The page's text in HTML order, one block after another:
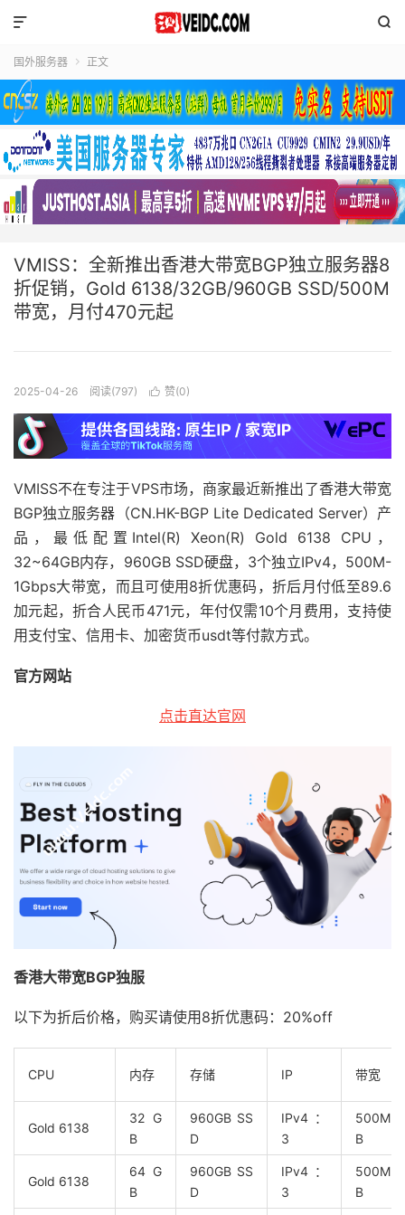


国外服务器  正文
VMISS：全新推出香港大带宽BGP独立服务器8
折促销，Gold 6138/32GB/960GB SSD/500M
带宽，月付470元起
2025-04-26 阅读(797)  赞(0)
VMISS不在专注于VPS市场，商家最近新推出了香港大带宽
BGP独立服务器（CN.HK-BGP Lite Dedicated Server）产
品，最低配置Intel(R) Xeon(R) Gold 6138 CPU，
32~64GB内存，960GB SSD硬盘，3个独立IPv4，500M-
1Gbps大带宽，而且可使用8折优惠码，折后月付低至89.6
加元起，折合人民币471元，年付仅需10个月费用，支持使
用支付宝、信用卡、加密货币usdt等付款方式。
官方网站
点击直达官网
香港大带宽BGP独服
以下为折后价格，购买请使用8折优惠码：20%off
CPU 内存 存储 IP 带宽
Gold 6138
32 G
B
960GB SS
D
IPv4：
3
B
Gold 6138
64 G
B
960GB SS
D
IPv4：
3
B